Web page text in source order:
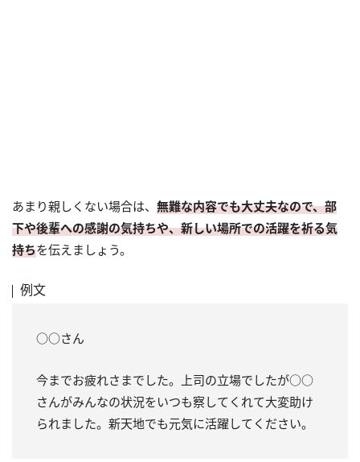
あまり親しくない場合は、 無難な内容でも大丈夫なので、部
下や後輩への感謝の気持ちや、新しい場所での活躍を祈る気
持ちを伝えましょう。
例文
○○さん
今までお疲れさまでした。上司の立場でしたが○○
さんがみんなの状況をいつも察してくれて大変助け
られました。新天地でも元気に活躍してください。